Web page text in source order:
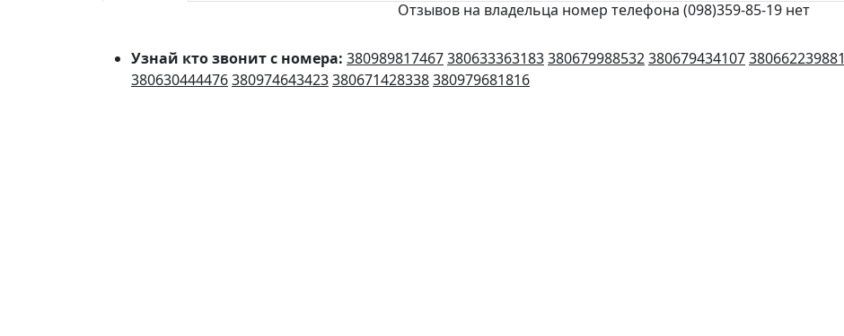
Отзывов на владельца номер телефона (098)359-85-19 нет
Узнай кто звонит с номера: 380989817467380633363183380679988532380679434107380662239881
380630444476380974643423380671428338380979681816